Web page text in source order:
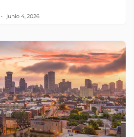
junio 4, 2026